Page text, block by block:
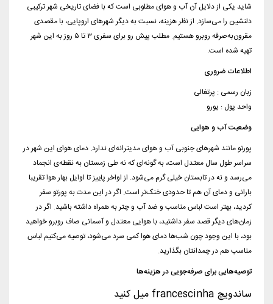
شاید یکی از دلایل آن آب و هوای مطلوبی است که با فضای تاریخی شهر ترکیبی
دلنشین را می‌سازد. از نظر هزینه، نسبت به دیگر شهرهای اروپایی، با مقصدی
مقرون‌به‌صرفه روبرو هستیم. مطلب پیش رو برای سفری ۳ تا ۵ روز به این شهر
تهیه شده است.
اطلاعات ضروری
زبان رسمی : پرتغالی
واحد پول : یورو
وضعیت آب و هوایی
پورتو مانند شهرهای جنوبی آب و هوای مدیترانه‌ای ندارد. دمای هوای این شهر در
سراسر طول سال معتدل است، به گونه‌ای که نه طی زمستان به نقطه‌ی انجماد
می‌رسد و نه در تابستان خیلی گرم می‌شود. از اواخر پاییز تا اوایل بهار هوا تقریبا
بارانی و دمای آن هم تا حدودی خنک‌تر است. اگر در این مدت به پورتو سفر
کردید، بهتر است لباس مناسب و ضد آب و چتر به همراه داشته باشید. اگر در
زمان‌های دیگر قصد سفر داشتید، با هوایی معتدل و آسمانی صاف روبرو خواهید
بود، با این وجود چون شب‌ها دمای هوا کمی سرد می‌شود، توصیه می‌کنیم لباس
مناسب هم در چمدانتان بگذارید.
توصیه‌هایی برای صرفه‌جویی در هزینه‌ها
ساندویچ francescinha میل کنید